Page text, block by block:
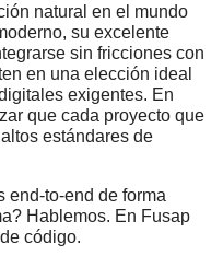
natural en el mundo
su excelente
sin fricciones con
en una elección ideal
exigentes. En
que cada proyecto que
estándares de
end-to-end de forma
Hablemos. En Fusap
código.